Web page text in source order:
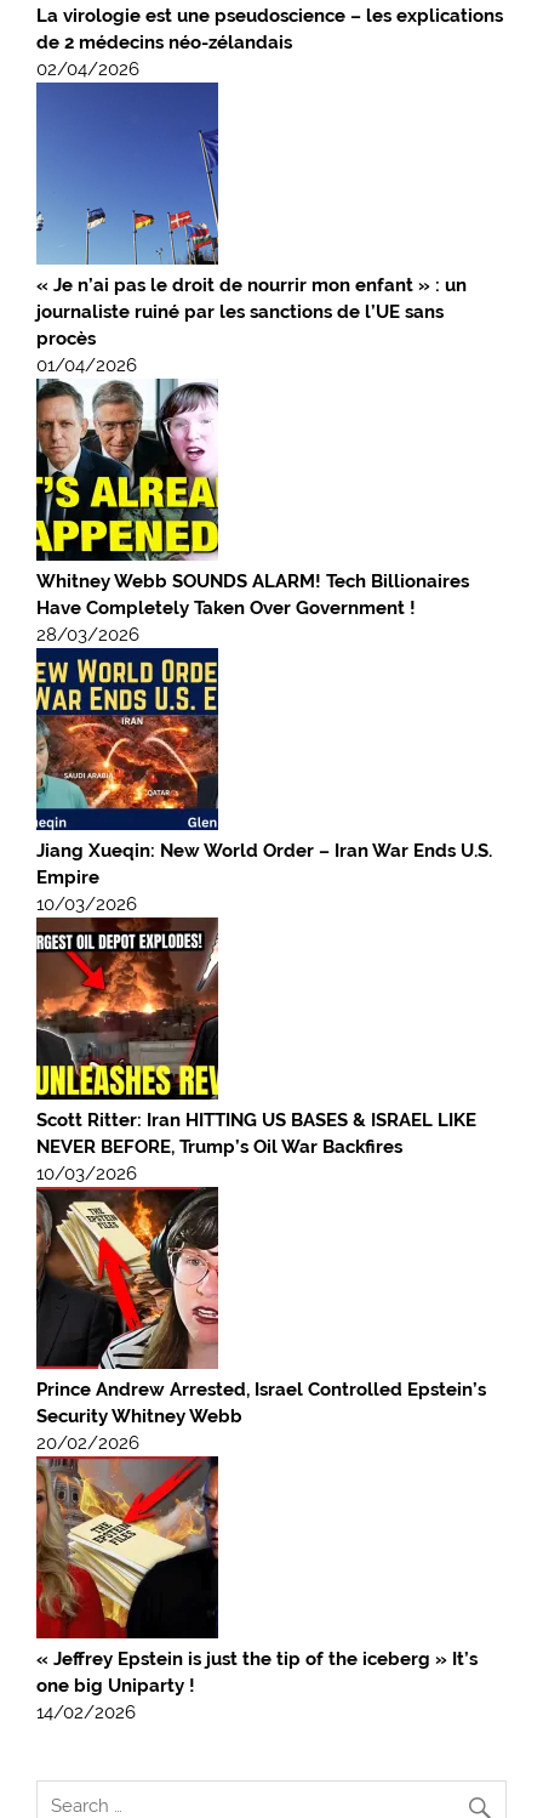
La virologie est une pseudoscience – les explications
de 2 médecins néo-zélandais
02/04/2026
« Je n’ai pas le droit de nourrir mon enfant » : un
journaliste ruiné par les sanctions de l’UE sans
procès
01/04/2026
Whitney Webb SOUNDS ALARM! Tech Billionaires
Have Completely Taken Over Government !
28/03/2026
Jiang Xueqin: New World Order – Iran War Ends U.S.
Empire
10/03/2026
Scott Ritter: Iran HITTING US BASES & ISRAEL LIKE
NEVER BEFORE, Trump’s Oil War Backfires
10/03/2026
Prince Andrew Arrested, Israel Controlled Epstein’s
Security Whitney Webb
20/02/2026
« Jeffrey Epstein is just the tip of the iceberg » It’s
one big Uniparty !
14/02/2026